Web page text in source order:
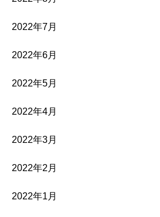
2022年7月
2022年6月
2022年5月
2022年4月
2022年3月
2022年2月
2022年1月